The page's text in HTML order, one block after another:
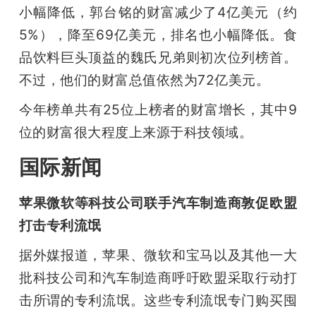
小幅降低，郭台铭的财富减少了4亿美元（约
5%），降至69亿美元，排名也小幅降低。食
品饮料巨头顶益的魏氏兄弟则初次位列榜首。
不过，他们的财富总值依然为72亿美元。
今年榜单共有25位上榜者的财富增长，其中9
位的财富很大程度上来源于科技领域。
国际新闻
苹果微软等科技公司联手汽车制造商敦促欧盟
打击专利流氓
据外媒报道，苹果、微软和宝马以及其他一大
批科技公司和汽车制造商呼吁欧盟采取行动打
击所谓的专利流氓。这些专利流氓专门购买囤